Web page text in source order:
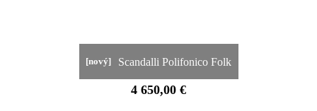
[nový] Scandalli Polifonico Folk
4 650,00 €